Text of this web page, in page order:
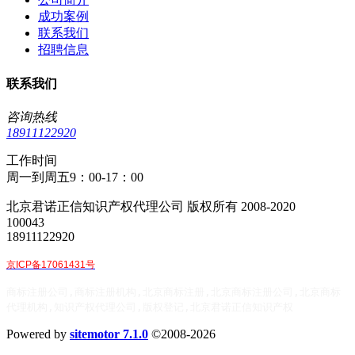
成功案例
联系我们
招聘信息
联系我们
咨询热线
18911122920
工作时间
周一到周五9：00-17：00
北京君诺正信知识产权代理公司 版权所有 2008-2020
100043
18911122920
京ICP备17061431号
Powered by sitemotor 7.1.0 ©2008-2026